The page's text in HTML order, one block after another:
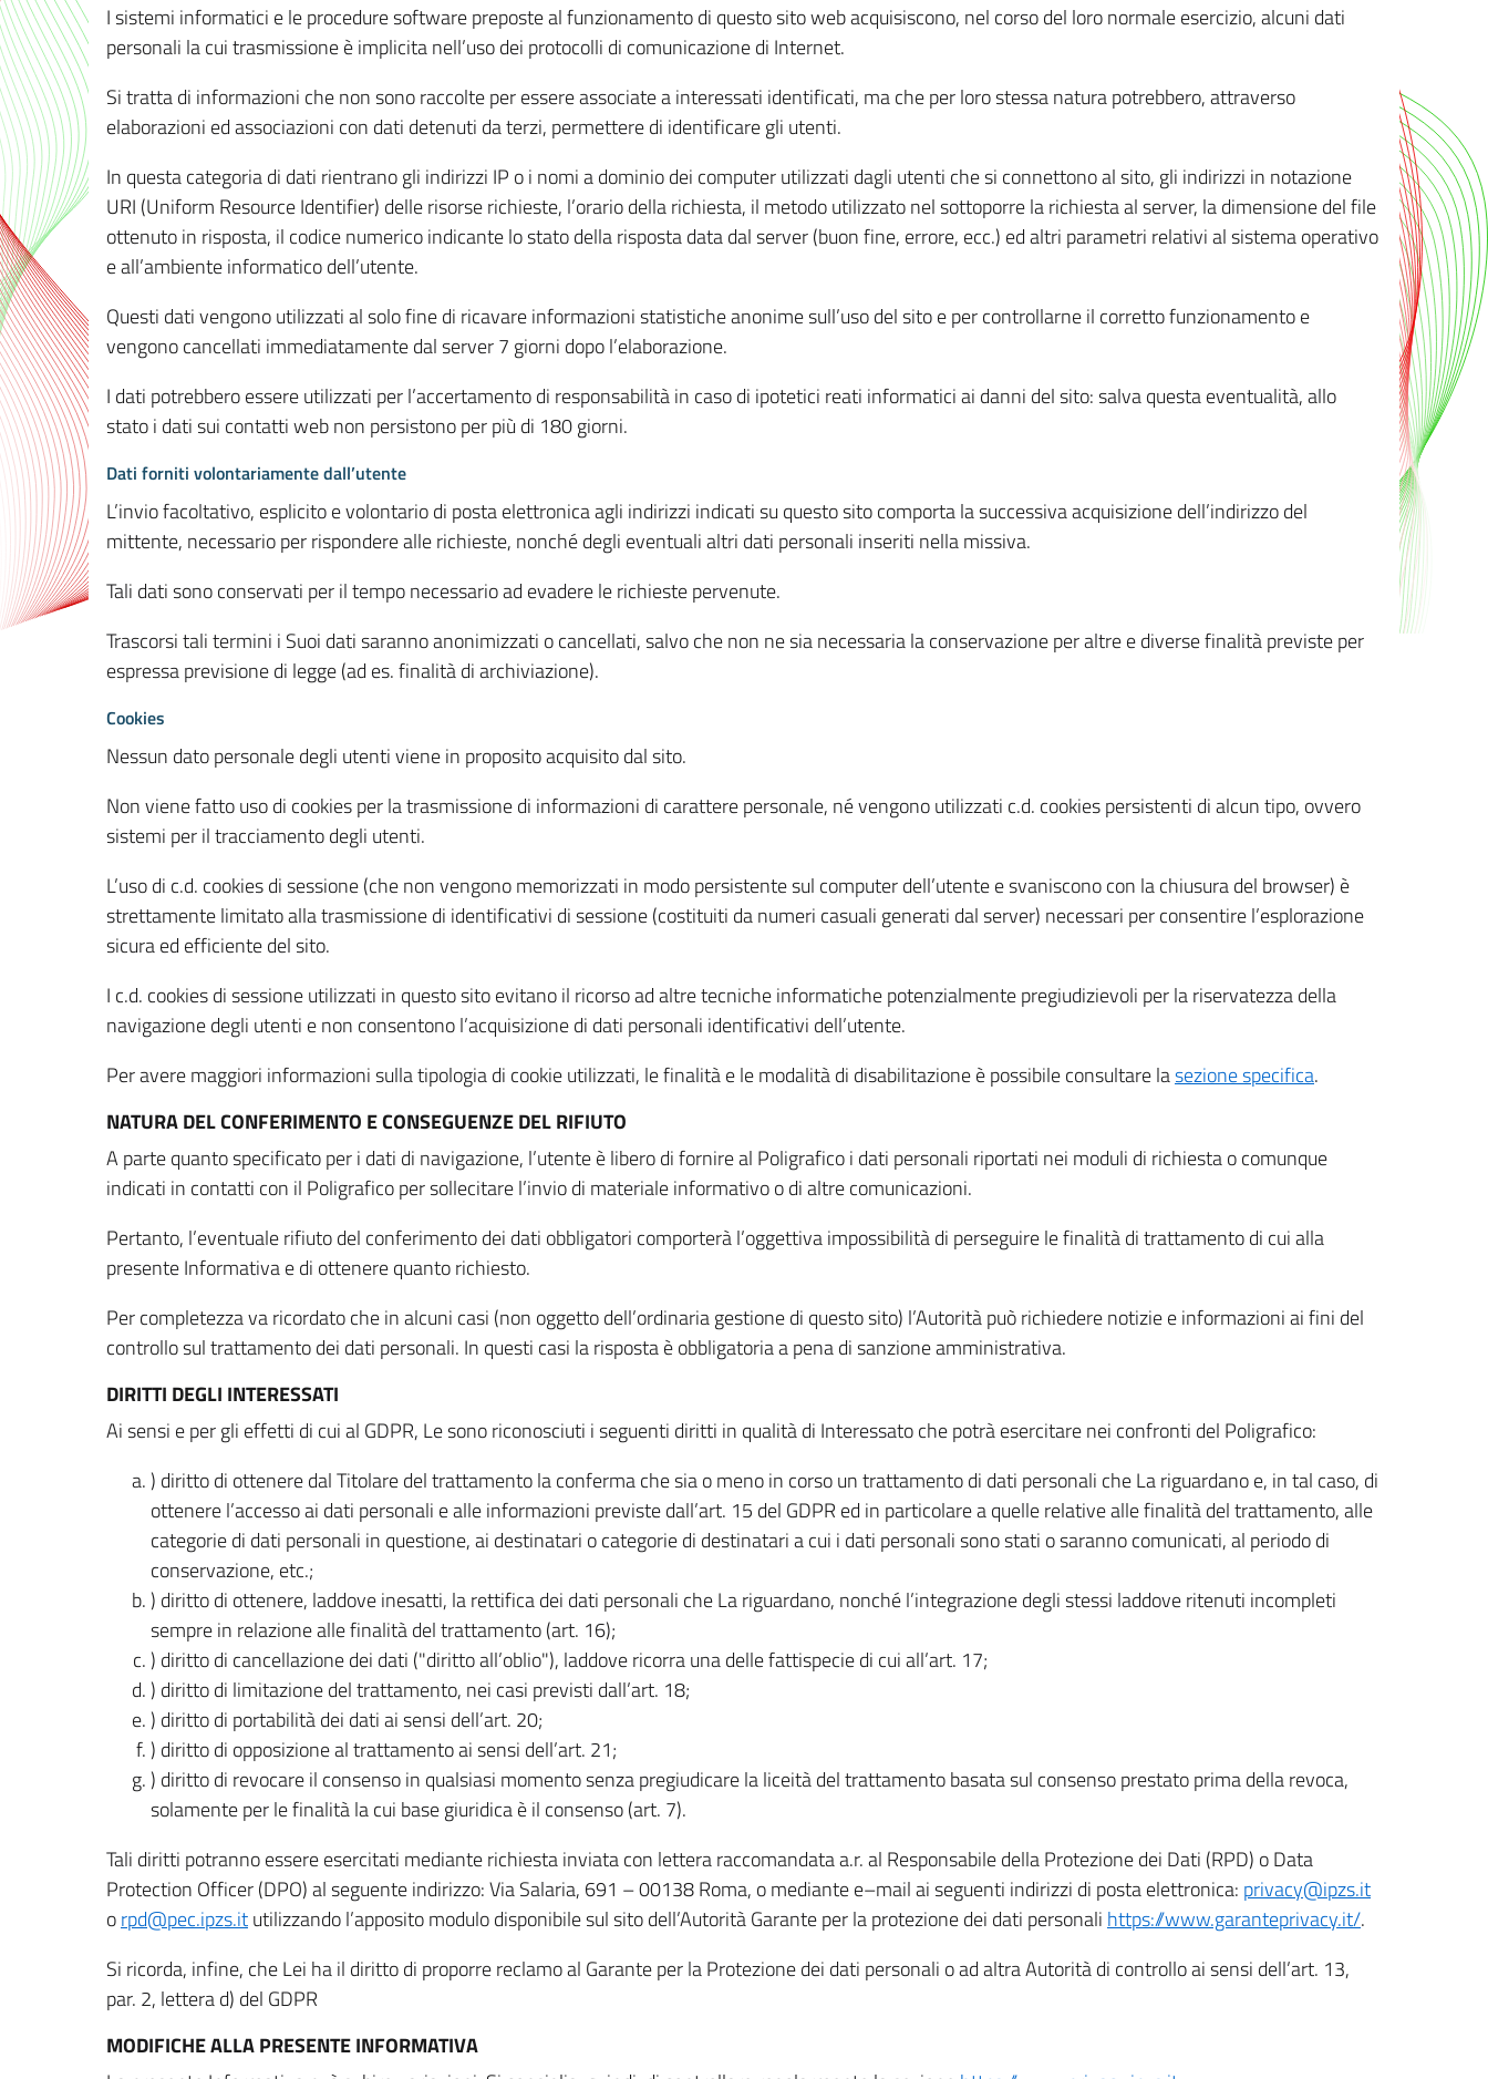
I sistemi informatici e le procedure software preposte al funzionamento di questo sito web acquisiscono, nel corso del loro normale esercizio, alcuni dati
personali la cui trasmissione è implicita nell’uso dei protocolli di comunicazione di Internet.
Si tratta di informazioni che non sono raccolte per essere associate a interessati identificati, ma che per loro stessa natura potrebbero, attraverso
elaborazioni ed associazioni con dati detenuti da terzi, permettere di identificare gli utenti.
In questa categoria di dati rientrano gli indirizzi IP o i nomi a dominio dei computer utilizzati dagli utenti che si connettono al sito, gli indirizzi in notazione
URI (Uniform Resource Identifier) delle risorse richieste, l’orario della richiesta, il metodo utilizzato nel sottoporre la richiesta al server, la dimensione del file
ottenuto in risposta, il codice numerico indicante lo stato della risposta data dal server (buon fine, errore, ecc.) ed altri parametri relativi al sistema operativo
e all’ambiente informatico dell’utente.
Questi dati vengono utilizzati al solo fine di ricavare informazioni statistiche anonime sull’uso del sito e per controllarne il corretto funzionamento e
vengono cancellati immediatamente dal server 7 giorni dopo l’elaborazione.
I dati potrebbero essere utilizzati per l’accertamento di responsabilità in caso di ipotetici reati informatici ai danni del sito: salva questa eventualità, allo
stato i dati sui contatti web non persistono per più di 180 giorni.
Dati forniti volontariamente dall’utente
L’invio facoltativo, esplicito e volontario di posta elettronica agli indirizzi indicati su questo sito comporta la successiva acquisizione dell’indirizzo del
mittente, necessario per rispondere alle richieste, nonché degli eventuali altri dati personali inseriti nella missiva.
Tali dati sono conservati per il tempo necessario ad evadere le richieste pervenute.
Trascorsi tali termini i Suoi dati saranno anonimizzati o cancellati, salvo che non ne sia necessaria la conservazione per altre e diverse finalità previste per
espressa previsione di legge (ad es. finalità di archiviazione).
Cookies
Nessun dato personale degli utenti viene in proposito acquisito dal sito.
Non viene fatto uso di cookies per la trasmissione di informazioni di carattere personale, né vengono utilizzati c.d. cookies persistenti di alcun tipo, ovvero
sistemi per il tracciamento degli utenti.
L’uso di c.d. cookies di sessione (che non vengono memorizzati in modo persistente sul computer dell’utente e svaniscono con la chiusura del browser) è
strettamente limitato alla trasmissione di identificativi di sessione (costituiti da numeri casuali generati dal server) necessari per consentire l’esplorazione
sicura ed efficiente del sito.
I c.d. cookies di sessione utilizzati in questo sito evitano il ricorso ad altre tecniche informatiche potenzialmente pregiudizievoli per la riservatezza della
navigazione degli utenti e non consentono l’acquisizione di dati personali identificativi dell’utente.
Per avere maggiori informazioni sulla tipologia di cookie utilizzati, le finalità e le modalità di disabilitazione è possibile consultare lasezione specifica.
NATURA DEL CONFERIMENTO E CONSEGUENZE DEL RIFIUTO
A parte quanto specificato per i dati di navigazione, l’utente è libero di fornire al Poligrafico i dati personali riportati nei moduli di richiesta o comunque
indicati in contatti con il Poligrafico per sollecitare l’invio di materiale informativo o di altre comunicazioni.
Pertanto, l’eventuale rifiuto del conferimento dei dati obbligatori comporterà l’oggettiva impossibilità di perseguire le finalità di trattamento di cui alla
presente Informativa e di ottenere quanto richiesto.
Per completezza va ricordato che in alcuni casi (non oggetto dell’ordinaria gestione di questo sito) l’Autorità può richiedere notizie e informazioni ai fini del
controllo sul trattamento dei dati personali. In questi casi la risposta è obbligatoria a pena di sanzione amministrativa.
DIRITTI DEGLI INTERESSATI
Ai sensi e per gli effetti di cui al GDPR, Le sono riconosciuti i seguenti diritti in qualità di Interessato che potrà esercitare nei confronti del Poligrafico:
) diritto di ottenere dal Titolare del trattamento la conferma che sia o meno in corso un trattamento di dati personali che La riguardano e, in tal caso, di
ottenere l’accesso ai dati personali e alle informazioni previste dall’art. 15 del GDPR ed in particolare a quelle relative alle finalità del trattamento, alle
categorie di dati personali in questione, ai destinatari o categorie di destinatari a cui i dati personali sono stati o saranno comunicati, al periodo di
conservazione, etc.;
) diritto di ottenere, laddove inesatti, la rettifica dei dati personali che La riguardano, nonché l’integrazione degli stessi laddove ritenuti incompleti
sempre in relazione alle finalità del trattamento (art. 16);
) diritto di cancellazione dei dati ("diritto all’oblio"), laddove ricorra una delle fattispecie di cui all’art. 17;
) diritto di limitazione del trattamento, nei casi previsti dall’art. 18;
) diritto di portabilità dei dati ai sensi dell’art. 20;
) diritto di opposizione al trattamento ai sensi dell’art. 21;
) diritto di revocare il consenso in qualsiasi momento senza pregiudicare la liceità del trattamento basata sul consenso prestato prima della revoca,
solamente per le finalità la cui base giuridica è il consenso (art. 7).
Tali diritti potranno essere esercitati mediante richiesta inviata con lettera raccomandata a.r. al Responsabile della Protezione dei Dati (RPD) o Data
Protection Officer (DPO) al seguente indirizzo: Via Salaria, 691 – 00138 Roma, o mediante e–mail ai seguenti indirizzi di posta elettronica: privacy@ipzs.it
orpd@pec.ipzs.itutilizzando l’apposito modulo disponibile sul sito dell’Autorità Garante per la protezione dei dati personali https://www.garanteprivacy.it/.
Si ricorda, infine, che Lei ha il diritto di proporre reclamo al Garante per la Protezione dei dati personali o ad altra Autorità di controllo ai sensi dell’art. 13,
par. 2, lettera d) del GDPR
MODIFICHE ALLA PRESENTE INFORMATIVA